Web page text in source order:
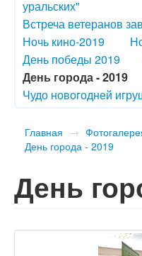
уральских"
Встреча ветеранов
Ночь кино-2019
День победы 2019
День города - 2019
Чудо новогодней
Главная →
День города - 2019
День